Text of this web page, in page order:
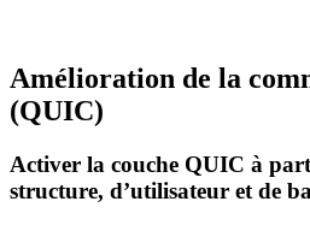
Amélioration de la
(QUIC)
Activer la couche QUIC à
structure, d’utilisateur et de